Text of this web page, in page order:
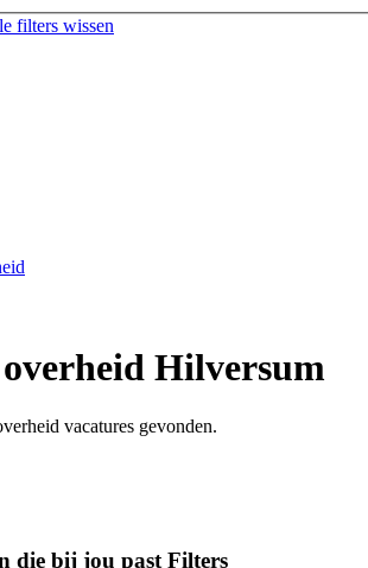
filters wissen
Hilversum
vacatures gevonden.
die bij jou past Filters